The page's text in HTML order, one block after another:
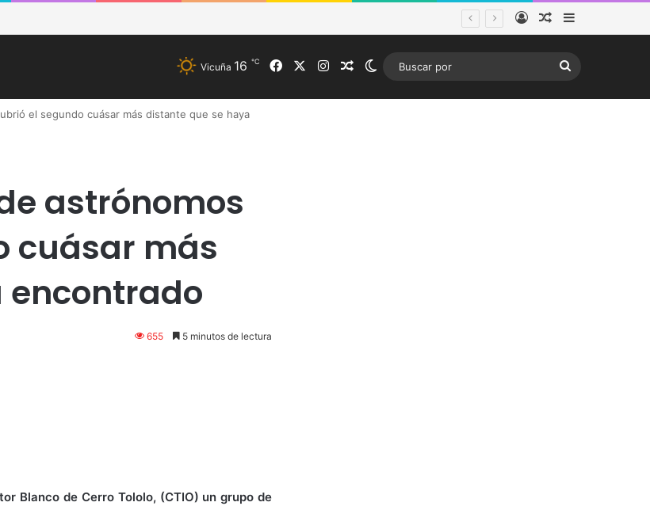
preparación de las postas rurales ante intenso sistema frontal AccesoPublicación al
Vicuña 16 ℃ FacebookInstagramPublicación al azar
Switch skin
el segundo cuásar más distante que se haya
astrónomos
cuásar más
encontrado
655 5 minutos de lectura
Blanco de Cerro Tololo, (CTIO) un grupo de